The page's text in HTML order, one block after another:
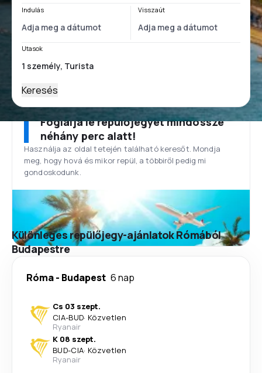
Indulás Visszaút
Utasok
Keresés
Foglalja le repülőjegyét mindössze
néhány perc alatt!
Használja az oldal tetején található keresőt. Mondja
meg, hogy hová és mikor repül, a többiről pedig mi
gondoskodunk.
Különleges repülőjegy-ajánlatok Rómából
Budapestre
Róma- Budapest 6 nap
Cs 03 szept.
CIA-BUD· Közvetlen
Ryanair
K 08 szept.
BUD-CIA· Közvetlen
Ryanair